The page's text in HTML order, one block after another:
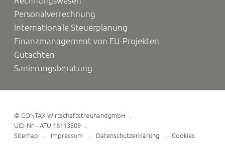
Personalverrechnung
Internationale Steuerplanung
Finanzmanagement von EU-Projekten
Gutachten
Sanierungsberatung
©CONTAX WirtschaftstreuhandgmbH
UID-Nr. - ATU 16113809
Sitemap
Impressum Datenschutzerklärung Cookies